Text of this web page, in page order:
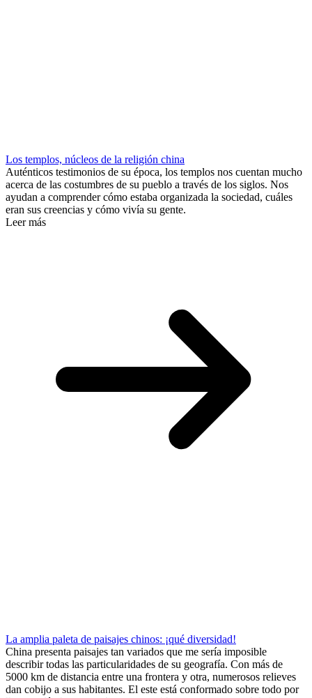
Los templos, núcleos de la religión china
Auténticos testimonios de su época, los templos nos cuentan mucho
acerca de las costumbres de su pueblo a través de los siglos. Nos
ayudan a comprender cómo estaba organizada la sociedad, cuáles
eran sus creencias y cómo vivía su gente.
Leer más
La amplia paleta de paisajes chinos: ¡qué diversidad!
China presenta paisajes tan variados que me sería imposible
describir todas las particularidades de su geografía. Con más de
5000 km de distancia entre una frontera y otra, numerosos relieves
dan cobijo a sus habitantes. El este está conformado sobre todo por